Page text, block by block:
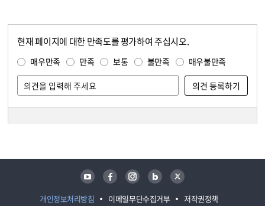
현재 페이지에 대한 만족도를 평가하여 주십시오.
매우만족 만족 보통 불만족 매우불만족
개인정보처리방침 이메일무단수집거부 저작권정책
유튜브 페이스북 인스타그램 블로그 트위터